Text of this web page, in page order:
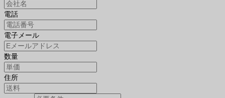
電話
電子メール
数量
住所